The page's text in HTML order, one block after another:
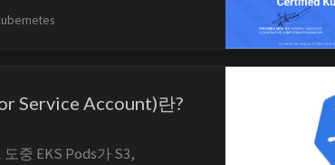
Service Account)란?
중 EKS Pods가 S3,